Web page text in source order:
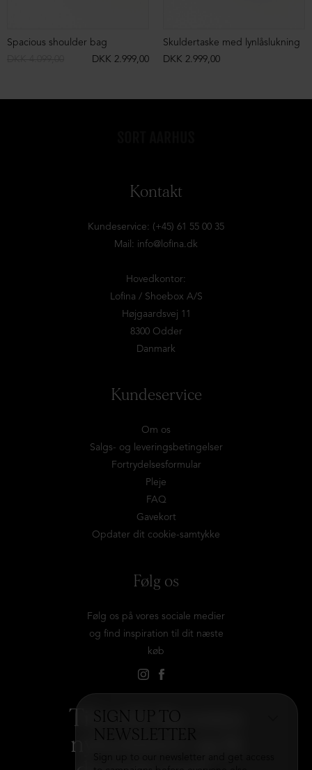
SIGN UP TO
Spacious shoulder bag
DKK 2.999,00
Skuldertaske med lynlåslukning
DKK 2.999,00
Kontakt
Kundeservice: (+45) 61 55 00 35
Mail: info@lofina.dk
Hovedkontor:
Lofina / Shoebox A/S
Højgaardsvej 11
8300 Odder
Danmark
Kundeservice
Om os
Salgs- og leveringsbetingelser
Fortrydelsesformular
Pleje
FAQ
Gavekort
Opdater dit cookie-samtykke
Følg os
Følg os på vores sociale medier
og find inspiration til dit næste
køb
Tilmeld dig vores
nyhedsbrev og få